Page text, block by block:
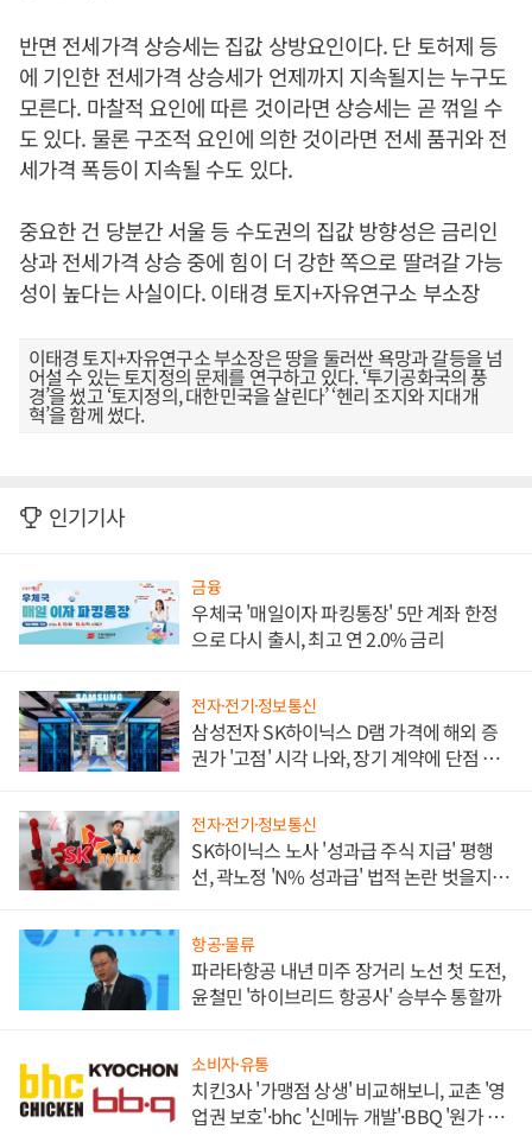
반면 전세가격 상승세는 집값 상방요인이다. 단 토허제 등
에 기인한 전세가격 상승세가 언제까지 지속될지는 누구도
모른다. 마찰적 요인에 따른 것이라면 상승세는 곧 꺾일 수
도 있다. 물론 구조적 요인에 의한 것이라면 전세 품귀와 전
세가격 폭등이 지속될 수도 있다.
중요한 건 당분간 서울 등 수도권의 집값 방향성은 금리인
상과 전세가격 상승 중에 힘이 더 강한 쪽으로 딸려갈 가능
성이 높다는 사실이다. 이태경 토지+자유연구소 부소장
이태경 토지+자유연구소 부소장은 땅을 둘러싼 욕망과 갈등을 넘
어설 수 있는 토지정의 문제를 연구하고 있다. ‘투기공화국의 풍
경’을 썼고 ‘토지정의, 대한민국을 살린다’ ‘헨리 조지와 지대개
혁’을 함께 썼다.
인기기사
금융
우체국 '매일이자 파킹통장' 5만 계좌 한정
으로 다시 출시, 최고 연 2.0% 금리
전자·전기·정보통신
삼성전자 SK하이닉스 D램 가격에 해외 증
권가 '고점' 시각 나와, 장기 계약에 단점 부
전자·전기·정보통신
SK하이닉스 노사 '성과급 주식 지급' 평행
선, 곽노정 'N% 성과급' 법적 논란 벗을지 주
항공·물류
파라타항공 내년 미주 장거리 노선 첫 도전,
윤철민 '하이브리드 항공사' 승부수 통할까
소비자·유통
치킨3사 '가맹점 상생' 비교해보니, 교촌 '영
업권 보호'·bhc '신메뉴 개발'·BBQ '원가 부